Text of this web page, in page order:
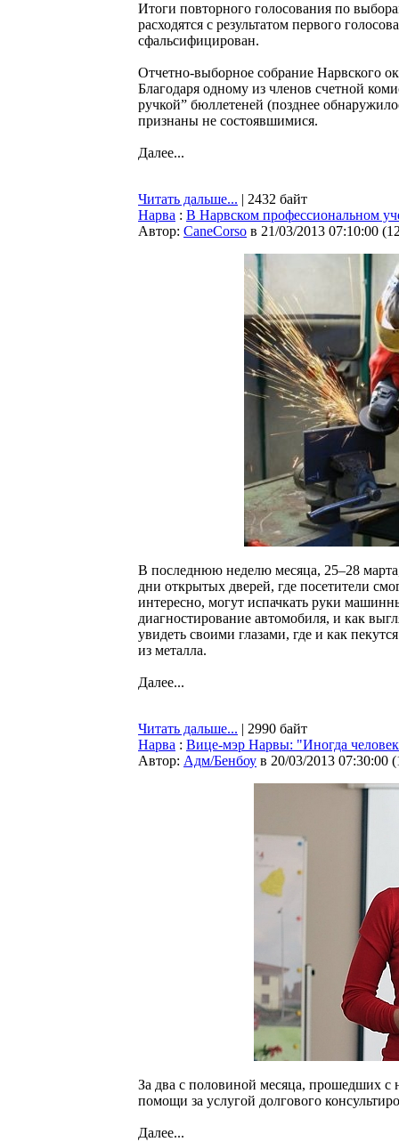
Итоги повторного голосования по
расходятся с результатом первого
сфальсифицирован.
Отчетно-выборное собрание Нарвского
Благодаря одному из членов счетной
ручкой” бюллетеней (позднее
признаны не состоявшимися.
Далее...
Читать дальше... | 2432 байт
Нарва : В Нарвском профессиональном
Автор: CaneCorso в 21/03/2013 07:10:00 (
В последнюю неделю месяца, 25–28
дни открытых дверей, где посетители
интересно, могут испачкать руки
диагностирование автомобиля, и как
увидеть своими глазами, где и как
из металла.
Далее...
Читать дальше... | 2990 байт
Нарва : Вице-мэр Нарвы: "Иногда
Автор: Адм/Бенбоу в 20/03/2013 07:30:00 (
За два с половиной месяца, прошедших с
помощи за услугой долгового
Далее...